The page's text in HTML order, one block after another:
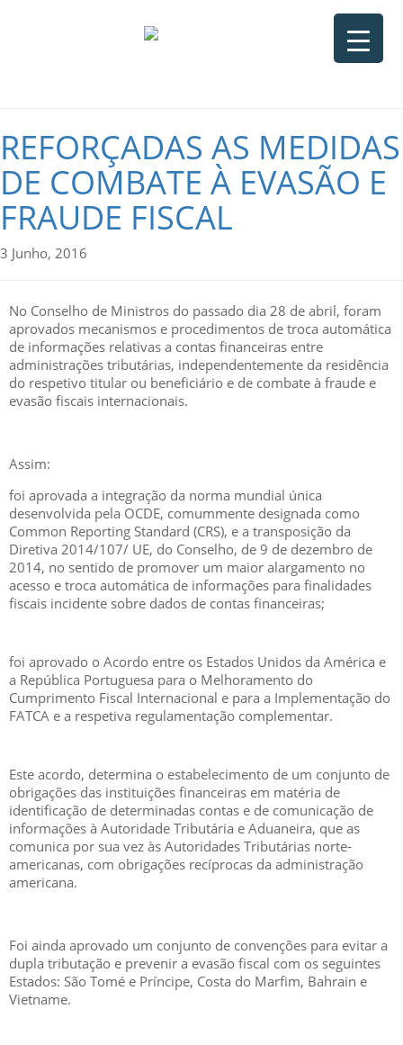
REFORÇADAS AS MEDIDAS
DE COMBATE À EVASÃO E
FRAUDE FISCAL
3 Junho, 2016
No Conselho de Ministros do passado dia 28 de abril, foram
aprovados mecanismos e procedimentos de troca automática
de informações relativas a contas financeiras entre
administrações tributárias, independentemente da residência
do respetivo titular ou beneficiário e de combate à fraude e
evasão fiscais internacionais.
Assim:
foi aprovada a integração da norma mundial única
desenvolvida pela OCDE, comummente designada como
Common Reporting Standard (CRS), e a transposição da
Diretiva 2014/107/ UE, do Conselho, de 9 de dezembro de
2014, no sentido de promover um maior alargamento no
acesso e troca automática de informações para finalidades
fiscais incidente sobre dados de contas financeiras;
foi aprovado o Acordo entre os Estados Unidos da América e
a República Portuguesa para o Melhoramento do
Cumprimento Fiscal Internacional e para a Implementação do
FATCA e a respetiva regulamentação complementar.
Este acordo, determina o estabelecimento de um conjunto de
obrigações das instituições financeiras em matéria de
identificação de determinadas contas e de comunicação de
informações à Autoridade Tributária e Aduaneira, que as
comunica por sua vez às Autoridades Tributárias norte-
americanas, com obrigações recíprocas da administração
americana.
Foi ainda aprovado um conjunto de convenções para evitar a
dupla tributação e prevenir a evasão fiscal com os seguintes
Estados: São Tomé e Príncipe, Costa do Marfim, Bahrain e
Vietname.